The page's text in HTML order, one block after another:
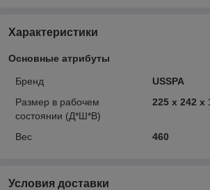
Характеристики
Основные атрибуты
Бренд
USSPA
Размер в рабочем
состоянии (Д*Ш*В)
225 x 242 x
Вес 460
Условия доставки